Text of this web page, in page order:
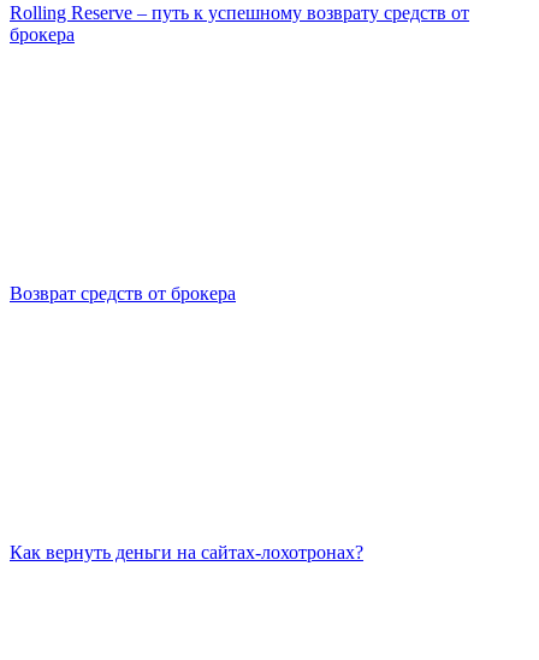
Rolling Reserve – путь к успешному возврату средств от
брокера
Возврат средств от брокера
Как вернуть деньги на сайтах-лохотронах?